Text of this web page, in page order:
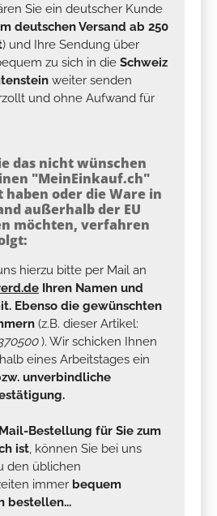
Sie ein deutscher Kunde
deutschen Versand ab 250
) und Ihre Sendung über
zu sich in die Schweiz
weiter senden
und ohne Aufwand für
das nicht wünschen
"MeinEinkauf.ch"
haben oder die Ware in
außerhalb der EU
möchten, verfahren
hierzu bitte per Mail an
Ihren Namen und
Ebenso die gewünschten
(z.B. dieser Artikel:
). Wir schicken Ihnen
eines Arbeitstages ein
unverbindliche
Bestellung für Sie zum
ist, können Sie bei uns
den üblichen
immer bequem
bestellen...